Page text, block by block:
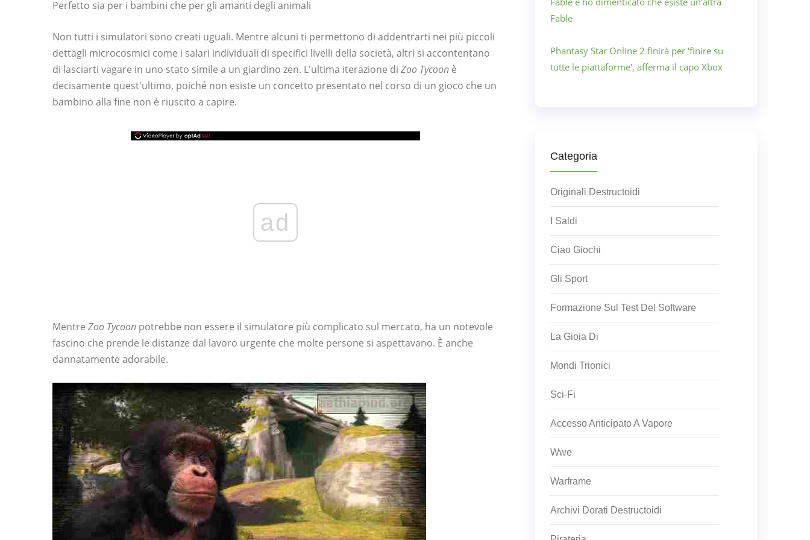
Perfetto sia per i bambini che per gli amanti degli animali
Non tutti i simulatori sono creati uguali. Mentre alcuni ti permettono di addentrarti nei più piccoli
dettagli microcosmici come i salari individuali di specifici livelli della società, altri si accontentano
di lasciarti vagare in uno stato simile a un giardino zen. L'ultima iterazione di Zoo Tycoon è
decisamente quest'ultimo, poiché non esiste un concetto presentato nel corso di un gioco che un
bambino alla fine non è riuscito a capire.
ad
Mentre Zoo Tycoon potrebbe non essere il simulatore più complicato sul mercato, ha un notevole
fascino che prende le distanze dal lavoro urgente che molte persone si aspettavano. È anche
dannatamente adorabile.
Fable
Phantasy Star Online 2 finirà per 'finire su
tutte le piattaforme', afferma il capo Xbox
Categoria
Originali Destructoidi
I Saldi
Ciao Giochi
Gli Sport
Formazione Sul Test Del Software
La Gioia Di
Mondi Trionici
Sci-Fi
Accesso Anticipato A Vapore
Wwe
Warframe
Archivi Dorati Destructoidi